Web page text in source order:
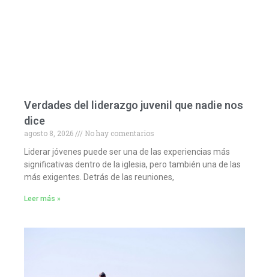
Verdades del liderazgo juvenil que nadie nos
dice
agosto 8, 2026
No hay comentarios
Liderar jóvenes puede ser una de las experiencias más
significativas dentro de la iglesia, pero también una de las
más exigentes. Detrás de las reuniones,
Leer más »